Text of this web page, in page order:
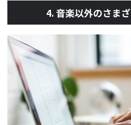
4. 音楽以外のさま